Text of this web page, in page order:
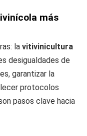
más
la vitivinicultura
desigualdades de
garantizar la
protocolos
pasos clave hacia